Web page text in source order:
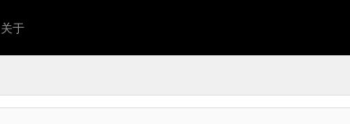
关于